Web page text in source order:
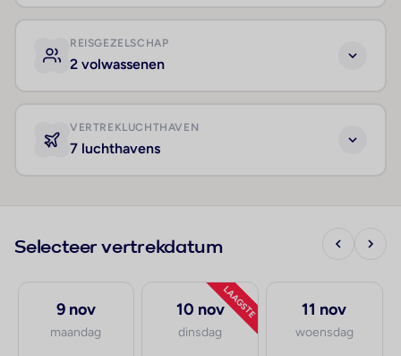
REISGEZELSCHAP
2 volwassenen
VERTREKLUCHTHAVEN
7 luchthavens
Selecteer vertrekdatum
9 nov
maandag
LAAGSTE
10 nov
dinsdag
11 nov
woensdag